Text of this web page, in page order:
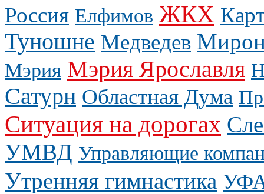
Россия Елфимов ЖКХ
Туношне Медведев
Мэрия Мэрия Ярославля
Сатурн Областная Дума
Ситуация на дорогах
УМВД Управляющие
Утренняя гимнастика